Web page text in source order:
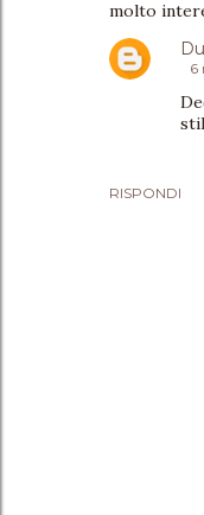
molto
RISPONDI
6